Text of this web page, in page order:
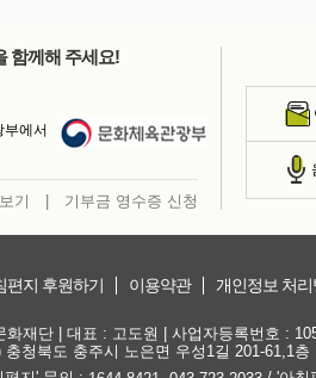
함께해 주세요!
부에서
기 기부금 영수증 신청
편지 후원하기 이용약관 개인정보 처리
화재단 | 대표 : 고도원 | 사업자등록번호 :
충청북도 충주시 노은면 우성1길 201-61,1층